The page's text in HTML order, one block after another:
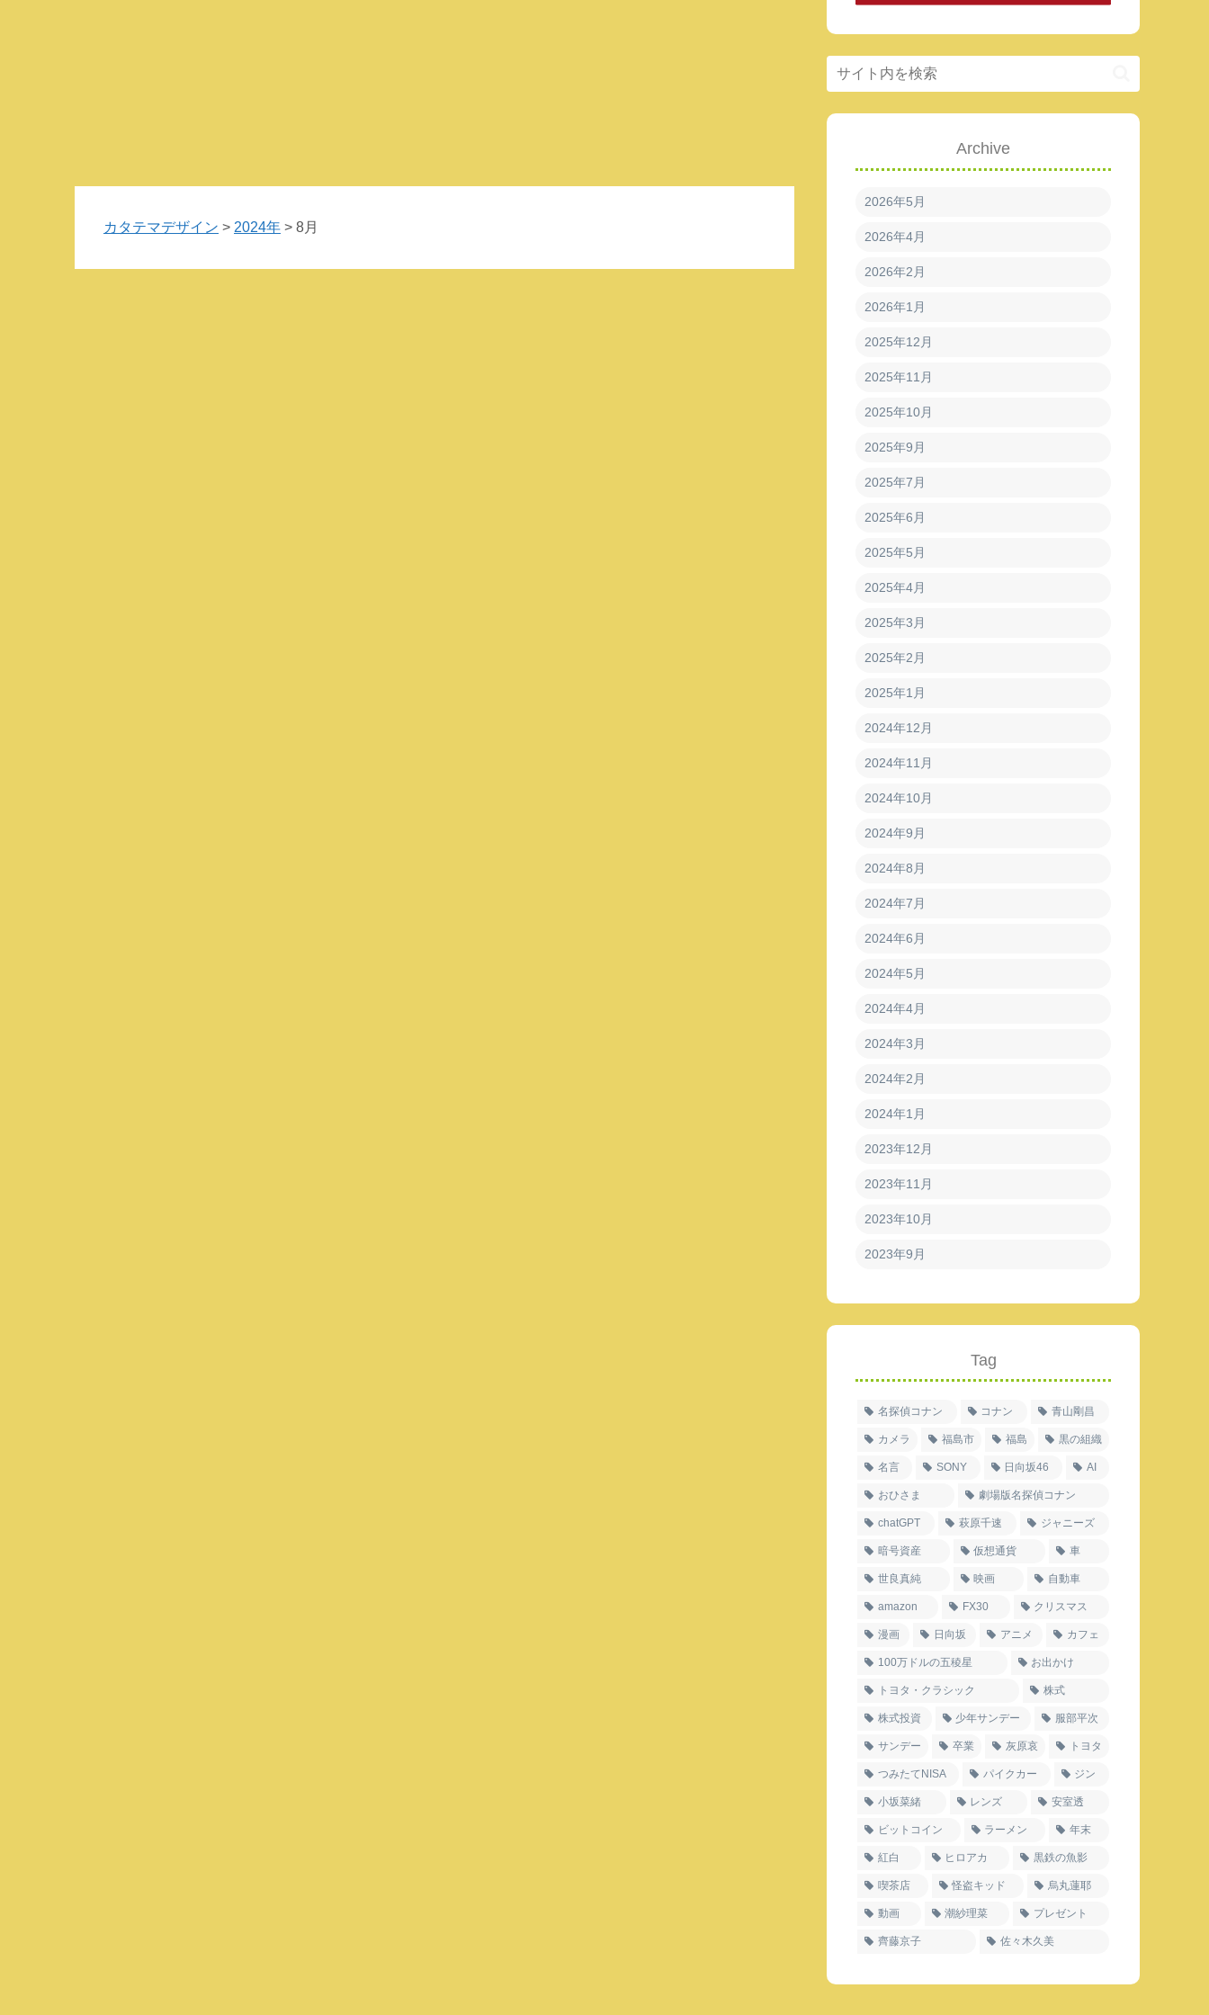
カタテマデザイン > 2024年 > 8月
Archive
2026年5月
2026年4月
2026年2月
2026年1月
2025年12月
2025年11月
2025年10月
2025年9月
2025年7月
2025年6月
2025年5月
2025年4月
2025年3月
2025年2月
2025年1月
2024年12月
2024年11月
2024年10月
2024年9月
2024年8月
2024年7月
2024年6月
2024年5月
2024年4月
2024年3月
2024年2月
2024年1月
2023年12月
2023年11月
2023年10月
2023年9月
Tag
名探偵コナン コナン 青山剛昌
カメラ 福島市 福島 黒の組織
名言 SONY 日向坂46 AI
おひさま 劇場版名探偵コナン
chatGPT 萩原千速 ジャニーズ
暗号資産 仮想通貨 車
世良真純 映画 自動車
amazon FX30 クリスマス
漫画 日向坂 アニメ カフェ
100万ドルの五稜星 お出かけ
トヨタ・クラシック 株式
株式投資 少年サンデー 服部平次
サンデー 卒業 灰原哀 トヨタ
つみたてNISA パイクカー ジン
小坂菜緒 レンズ 安室透
ビットコイン ラーメン 年末
紅白 ヒロアカ 黒鉄の魚影
喫茶店 怪盗キッド 烏丸蓮耶
動画 潮紗理菜 プレゼント
齊藤京子 佐々木久美